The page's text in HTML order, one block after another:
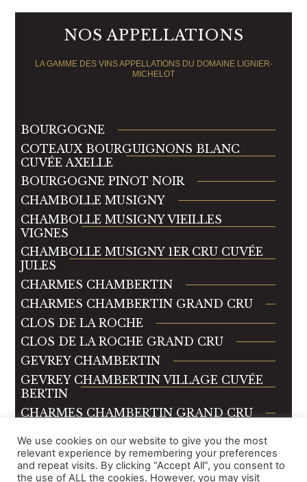
NOS APPELLATIONS
LA GAMME DES VINS APPELLATIONS DU DOMAINE LIGNIER-
MICHELOT
BOURGOGNE
COTEAUX BOURGUIGNONS BLANC
CUVÉE AXELLE
BOURGOGNE PINOT NOIR
CHAMBOLLE MUSIGNY
CHAMBOLLE MUSIGNY VIEILLES
VIGNES
CHAMBOLLE MUSIGNY 1ER CRU CUVÉE
JULES
CHARMES CHAMBERTIN
CHARMES CHAMBERTIN GRAND CRU
CLOS DE LA ROCHE
CLOS DE LA ROCHE GRAND CRU
GEVREY CHAMBERTIN
GEVREY CHAMBERTIN VILLAGE CUVÉE
BERTIN
CHARMES CHAMBERTIN GRAND CRU
MOREY SAINT DENIS VIEILLES VIGNES
MOREY SAINT DENIS EN LA RUE DE
We use cookies on our website to give you the most
relevant experience by remembering your preferences
and repeat visits. By clicking “Accept All”, you consent to
the use of ALL the cookies. However, you may visit